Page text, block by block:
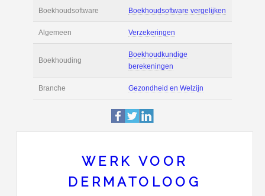
Actie Prijsopgave
€ 6.000 tot €
maand
Tarief € 160 per uur ex
Boekhoudsoftware
Boekhouding
Boekhoudkundige
WERK VOOR
DERMATOLOOG